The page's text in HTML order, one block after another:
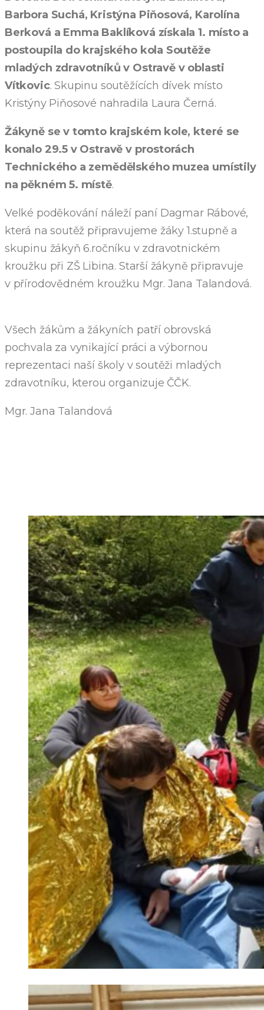
Barbora Suchá, Kristýna Piňosová, Karolína
Berková a Emma Baklíková získala 1. místo a
postoupila do krajského kola Soutěže
mladých zdravotníků v Ostravě v oblasti
Vítkovic. Skupinu soutěžících dívek místo
Kristýny Piňosové nahradila Laura Černá.
Žákyně se v tomto krajském kole, které se
konalo 29.5 v Ostravě v prostorách
Technického a zemědělského muzea umístily
na pěkném 5. místě.
Velké poděkování náleží paní Dagmar Rábové,
která na soutěž připravujeme žáky 1.stupně a
skupinu žákyň 6.ročníku v zdravotnickém
kroužku při ZŠ Libina. Starší žákyně připravuje
v přírodovědném kroužku Mgr. Jana Talandová.
Všech žákům a žákyních patří obrovská
pochvala za vynikající práci a výbornou
reprezentaci naší školy v soutěži mladých
zdravotníku, kterou organizuje ČČK.
Mgr. Jana Talandová